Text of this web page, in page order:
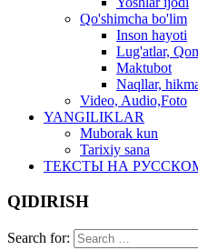
Qo'shimcha bo'lim
Inson hayoti
Lug'atlar,
Maktubot
Naqllar,
Video, Audio,Foto
YANGILIKLAR
Muborak kun
Tarixiy sana
ТЕКСТЫ НА РУССКОМ
QIDIRISH
Search for: